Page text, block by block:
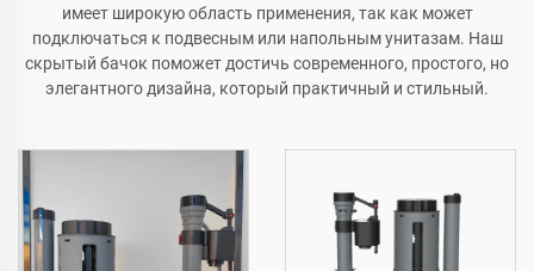
имеет широкую область применения, так как может
подключаться к подвесным или напольным унитазам. Наш
скрытый бачок поможет достичь современного, простого, но
элегантного дизайна, который практичный и стильный.